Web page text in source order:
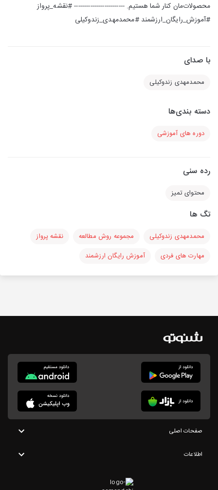
محصولات‌مان کنار شما هستیم. ------------------------- #نقشه‌_پرواز
#آموزش_رایگان_ارزشمند #محمدمهدی_زندوکیلی
با صدای
محمدمهدی زندوکیلی
دسته بندی‌ها
دوره های آموزشی
رده سنی
محتوای تمیز
تگ ها
محمدمهدی زندوکیلی مجموعه روش مطالعه
نقشه پرواز
مهارت های فردی
آموزش رایگان ارزشمند
صفحات اصلی
اطلاعات